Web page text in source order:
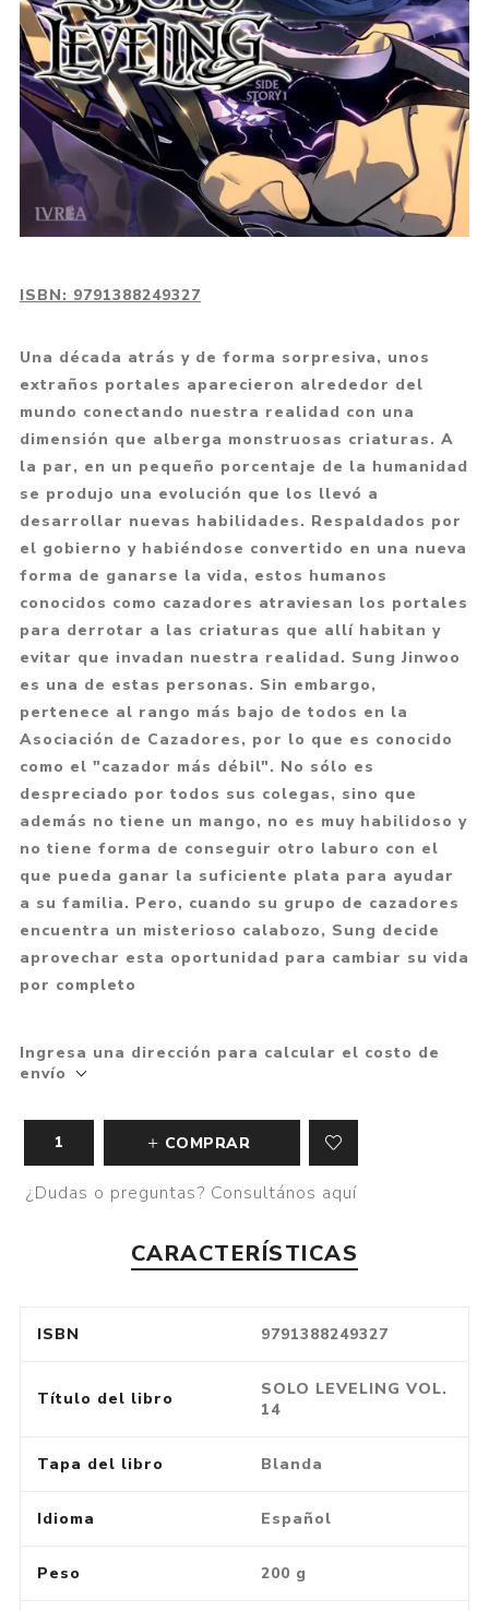
ISBN: 9791388249327
Una década atrás y de forma sorpresiva, unos
extraños portales aparecieron alrededor del
mundo conectando nuestra realidad con una
dimensión que alberga monstruosas criaturas. A
la par, en un pequeño porcentaje de la humanidad
se produjo una evolución que los llevó a
desarrollar nuevas habilidades. Respaldados por
el gobierno y habiéndose convertido en una nueva
forma de ganarse la vida, estos humanos
conocidos como cazadores atraviesan los portales
para derrotar a las criaturas que allí habitan y
evitar que invadan nuestra realidad. Sung Jinwoo
es una de estas personas. Sin embargo,
pertenece al rango más bajo de todos en la
Asociación de Cazadores, por lo que es conocido
como el "cazador más débil". No sólo es
despreciado por todos sus colegas, sino que
además no tiene un mango, no es muy habilidoso y
no tiene forma de conseguir otro laburo con el
que pueda ganar la suficiente plata para ayudar
a su familia. Pero, cuando su grupo de cazadores
encuentra un misterioso calabozo, Sung decide
aprovechar esta oportunidad para cambiar su vida
por completo
Ingresa una dirección para calcular el costo de
envío
COMPRAR
¿Dudas o preguntas? Consultános aquí
CARACTERÍSTICAS
ISBN 9791388249327
Título del libro
SOLO LEVELING VOL.
14
Tapa del libro Blanda
Idioma Español
Peso 200 g